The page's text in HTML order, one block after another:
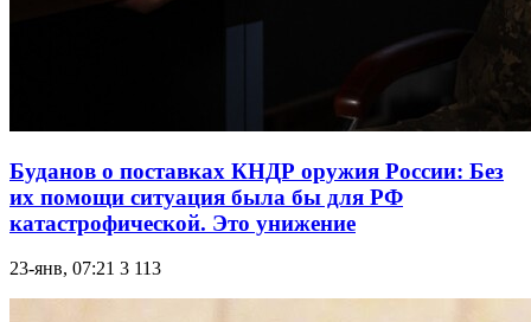
Буданов о поставках КНДР оружия России: Без
их помощи ситуация была бы для РФ
катастрофической. Это унижение
23-янв, 07:21 3 113